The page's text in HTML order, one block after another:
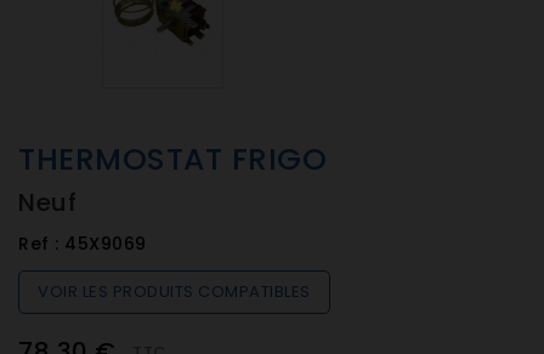
THERMOSTAT FRIGO
Neuf
Ref : 45X9069
VOIR LES PRODUITS COMPATIBLES